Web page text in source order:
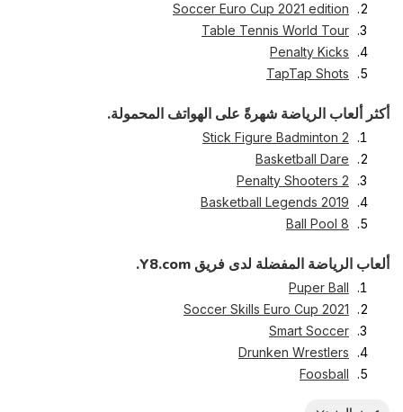
Soccer Euro Cup 2021 edition
Table Tennis World Tour
Penalty Kicks
TapTap Shots
أكثر ألعاب الرياضة شهرةً على الهواتف المحمولة.
Stick Figure Badminton 2
Basketball Dare
Penalty Shooters 2
Basketball Legends 2019
8 Ball Pool
ألعاب الرياضة المفضلة لدى فريق Y8.com.
Puper Ball
Soccer Skills Euro Cup 2021
Smart Soccer
Drunken Wrestlers
Foosball